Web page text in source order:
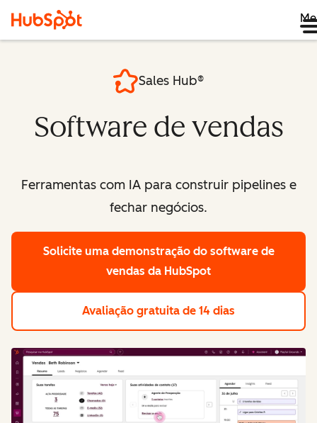
Sales Hub®
Software de vendas
Ferramentas com IA para construir pipelines e
fechar negócios.
Solicite uma demonstração do software de
vendas da HubSpot
Avaliação gratuita de 14 dias